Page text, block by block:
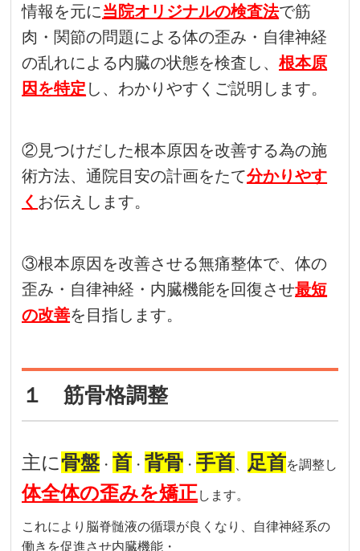
情報を元に当院オリジナルの検査法で筋
肉・関節の問題による体の歪み・自律神経
の乱れによる内臓の状態を検査し、根本原
因を特定 し、わかりやすくご説明します。
②見つけだした根本原因を改善する為の施
術方法、通院目安の計画をたて分かりやす
く お伝えします。
③根本原因を改善させる無痛整体で、体の
歪み・自律神経・内臓機能を回復させ最短
の改善を目指します。
１ 筋骨格調整
主に骨盤 ・ 首 ・背骨 ・手首 足首を調整し
体全体の歪みを矯正します。
これにより脳脊髄液の循環が良くなり、自律神経系の
働きを促進させ内臓機能・